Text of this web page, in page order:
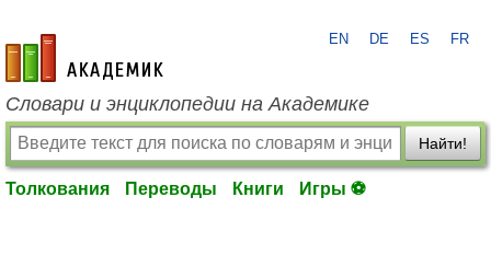
academic.ru
EN DE ES FR
Словари и энциклопедии на Академике
Найти!
Толкования Переводы Книги Игры ⚽